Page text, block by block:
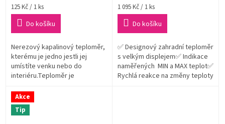
Měrná
cena:
125 Kč / 1 ks
Do košíku
Nerezový kapalinový teploměr,
kterému je jedno jestli jej
umístíte venku nebo do
interiéru.Teploměr je
Díky 2bodovému nastavení
skleněné kapiláry je...
Měrná
cena:
1 095 Kč / 1 ks
Do košíku
✅ Designový zahradní teploměr
s velkým displejem✅ Indikace
naměřených MIN a MAX teplot✅
Rychlá reakce na změny teploty
Akce
Tip